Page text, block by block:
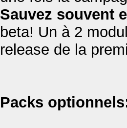
Sauvez souvent
beta! Un à 2
release de la
Packs